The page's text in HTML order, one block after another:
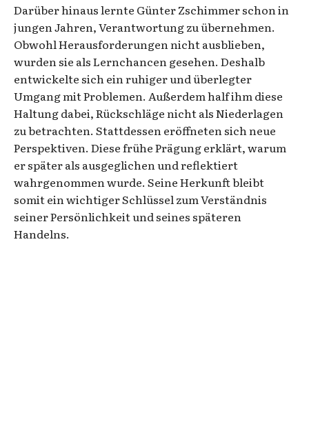
Darüber hinaus lernte Günter Zschimmer schon in
jungen Jahren, Verantwortung zu übernehmen.
Obwohl Herausforderungen nicht ausblieben,
wurden sie als Lernchancen gesehen. Deshalb
entwickelte sich ein ruhiger und überlegter
Umgang mit Problemen. Außerdem half ihm diese
Haltung dabei, Rückschläge nicht als Niederlagen
zu betrachten. Stattdessen eröffneten sich neue
Perspektiven. Diese frühe Prägung erklärt, warum
er später als ausgeglichen und reflektiert
wahrgenommen wurde. Seine Herkunft bleibt
somit ein wichtiger Schlüssel zum Verständnis
seiner Persönlichkeit und seines späteren
Handelns.